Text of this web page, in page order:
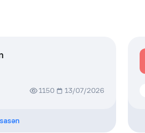
1150 13/07/2026